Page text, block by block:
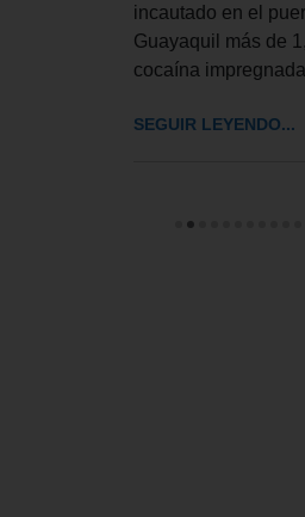
incautado en el
Guayaquil más de
cocaína impregnada
SEGUIR LEYENDO...